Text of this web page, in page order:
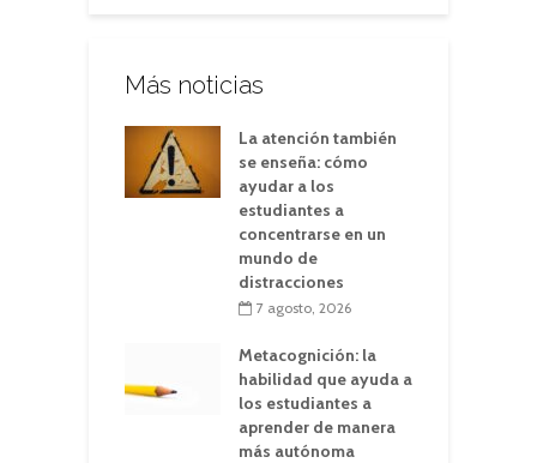
Más noticias
La atención también
se enseña: cómo
ayudar a los
estudiantes a
concentrarse en un
mundo de
distracciones
7 agosto, 2026
Metacognición: la
habilidad que ayuda a
los estudiantes a
aprender de manera
más autónoma